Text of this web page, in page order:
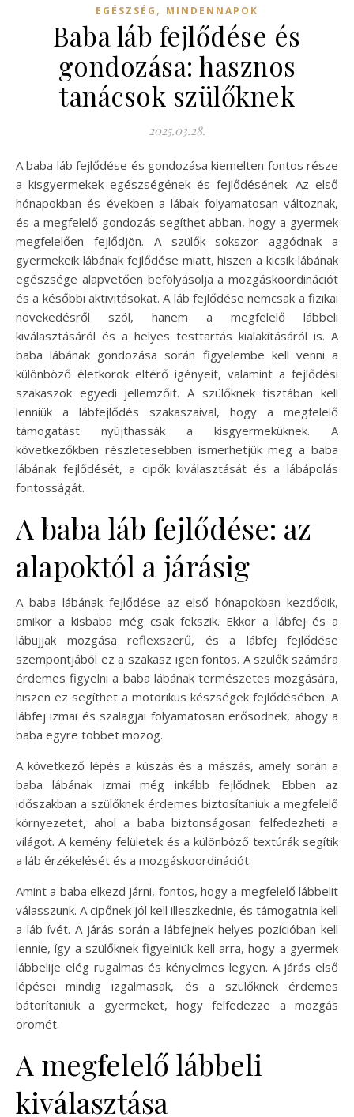
EGÉSZSÉG , MINDENNAPOK
Baba láb fejlődése és
gondozása: hasznos
tanácsok szülőknek
2025.03.28.
A baba láb fejlődése és gondozása kiemelten fontos része
a kisgyermekek egészségének és fejlődésének. Az első
hónapokban és években a lábak folyamatosan változnak,
és a megfelelő gondozás segíthet abban, hogy a gyermek
megfelelően fejlődjön. A szülők sokszor aggódnak a
gyermekeik lábának fejlődése miatt, hiszen a kicsik lábának
egészsége alapvetően befolyásolja a mozgáskoordinációt
és a későbbi aktivitásokat. A láb fejlődése nemcsak a fizikai
növekedésről szól, hanem a megfelelő lábbeli
kiválasztásáról és a helyes testtartás kialakításáról is. A
baba lábának gondozása során figyelembe kell venni a
különböző életkorok eltérő igényeit, valamint a fejlődési
szakaszok egyedi jellemzőit. A szülőknek tisztában kell
lenniük a lábfejlődés szakaszaival, hogy a megfelelő
támogatást nyújthassák a kisgyermeküknek. A
következőkben részletesebben ismerhetjük meg a baba
lábának fejlődését, a cipők kiválasztását és a lábápolás
fontosságát.
A baba láb fejlődése: az
alapoktól a járásig
A baba lábának fejlődése az első hónapokban kezdődik,
amikor a kisbaba még csak fekszik. Ekkor a lábfej és a
lábujjak mozgása reflexszerű, és a lábfej fejlődése
szempontjából ez a szakasz igen fontos. A szülők számára
érdemes figyelni a baba lábának természetes mozgására,
hiszen ez segíthet a motorikus készségek fejlődésében. A
lábfej izmai és szalagjai folyamatosan erősödnek, ahogy a
baba egyre többet mozog.
A következő lépés a kúszás és a mászás, amely során a
baba lábának izmai még inkább fejlődnek. Ebben az
időszakban a szülőknek érdemes biztosítaniuk a megfelelő
környezetet, ahol a baba biztonságosan felfedezheti a
világot. A kemény felületek és a különböző textúrák segítik
a láb érzékelését és a mozgáskoordinációt.
Amint a baba elkezd járni, fontos, hogy a megfelelő lábbelit
válasszunk. A cipőnek jól kell illeszkednie, és támogatnia kell
a láb ívét. A járás során a lábfejnek helyes pozícióban kell
lennie, így a szülőknek figyelniük kell arra, hogy a gyermek
lábbelije elég rugalmas és kényelmes legyen. A járás első
lépései mindig izgalmasak, és a szülőknek érdemes
bátorítaniuk a gyermeket, hogy felfedezze a mozgás
örömét.
A megfelelő lábbeli
kiválasztása